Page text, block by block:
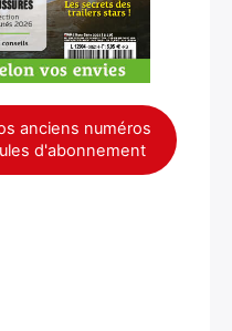
anciens numéros
d'abonnement